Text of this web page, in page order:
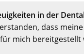
in der
dass
mich